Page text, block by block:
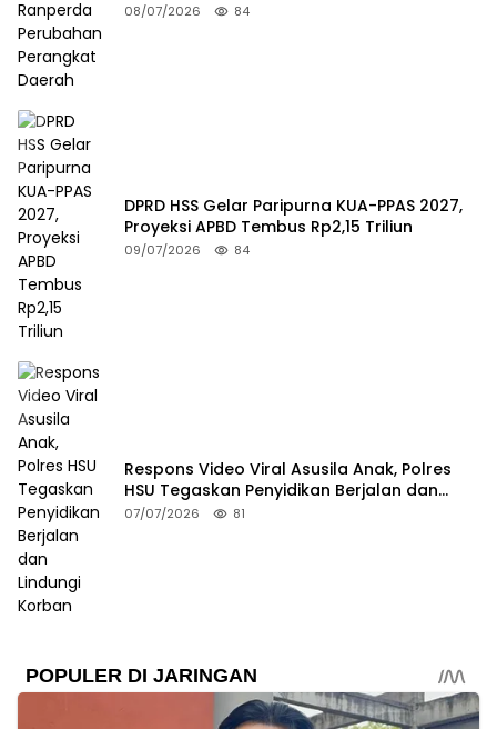
08/07/2026 84
DPRD HSS Gelar Paripurna KUA-PPAS 2027,
Proyeksi APBD Tembus Rp2,15 Triliun
09/07/2026 84
Respons Video Viral Asusila Anak, Polres
HSU Tegaskan Penyidikan Berjalan dan
Lindungi Korban
07/07/2026 81